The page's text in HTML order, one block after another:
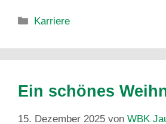
Karriere
Ein schönes
15. Dezember 2025 von WBK